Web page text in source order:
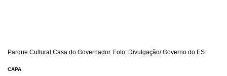
Parque Cultural Casa do Governador. Foto: Divulgação/ Governo do ES
CAPA